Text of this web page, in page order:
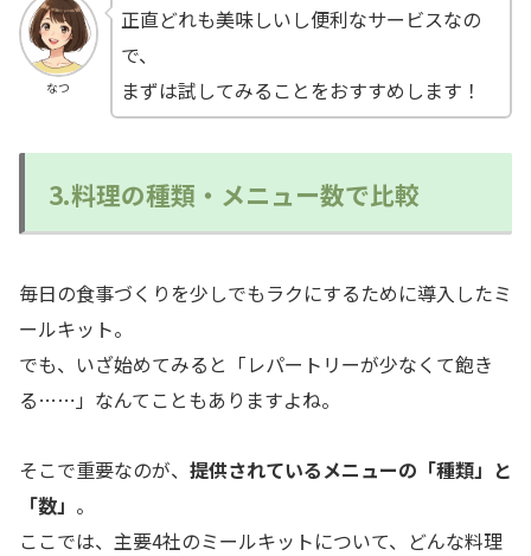
なつ
正直どれも美味しいし便利なサービスなの
で、
まずは試してみることをおすすめします！
3.料理の種類・メニュー数で比較
毎日の食事づくりを少しでもラクにするために導入したミ
ールキット。
でも、いざ始めてみると「レパートリーが少なくて飽き
る…⋯」なんてこともありますよね。
そこで重要なのが、 提供されているメニューの「種類」と
「数」 。
ここでは、主要4社のミールキットについて、どんな料理